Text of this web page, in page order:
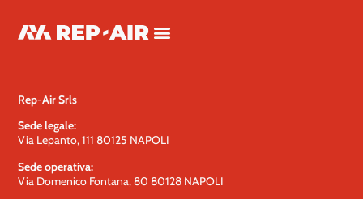
Category:Marocco
Rep-Air Srls
Sede legale:
Via Lepanto, 111 80125 NAPOLI
Sede operativa:
Via Domenico Fontana, 80 80128 NAPOLI